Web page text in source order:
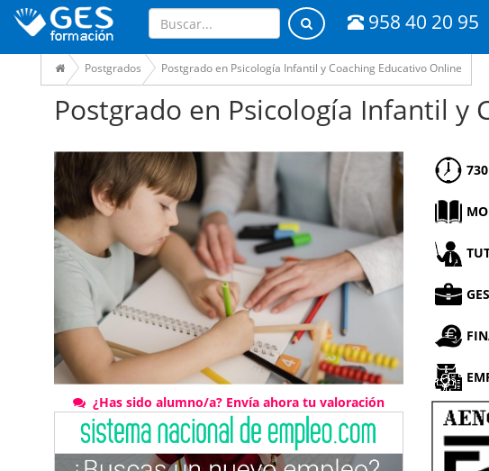
958 40 20 95
Postgrados Postgrado en Psicología Infantil y Coaching Educativo Online
Postgrado en Psicología Infantil y
¿Has sido alumno/a? Envía ahora tu valoración